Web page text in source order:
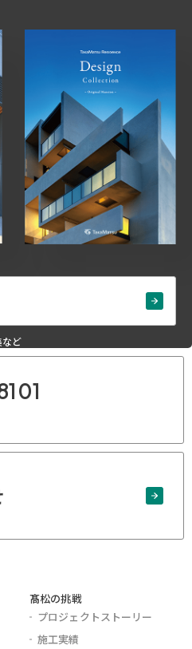
など
髙松の挑戦
プロジェクトストーリー
施工実績